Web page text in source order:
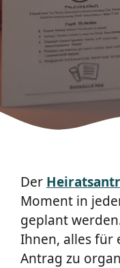
Der
Moment in
geplant
Ihnen, alles für
Antrag zu